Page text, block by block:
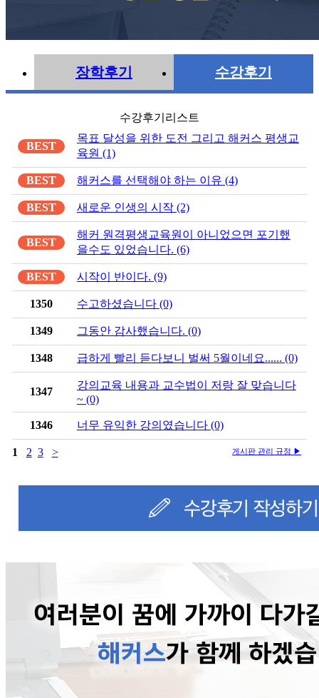
장학후기 수강후기
수강후기리스트
BEST
목표 달성을 위한 도전 그리고 해커스 평생교
육원 (1)
BEST 해커스를 선택해야 하는 이유 (4)
BEST 새로운 인생의 시작 (2)
BEST
해커 원격평생교육원이 아니었으면 포기했
을수도 있었습니다. (6)
BEST 시작이 반이다. (9)
1350 수고하셨습니다 (0)
1349 그동안 감사했습니다. (0)
1348 급하게 빨리 듣다보니 벌써 5월이네요...... (0)
1347
강의교육 내용과 교수법이 저랑 잘 맞습니다
~ (0)
1346 너무 유익한 강의였습니다 (0)
1 2 3 > 게시판 관리 규정 ▶